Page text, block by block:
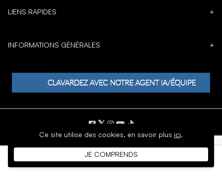
Ce site utilise des cookies, en savoir plus ici.
JE COMPRENDS
LIENS RAPIDES +
INFORMATIONS GÉNÉRALES +
𝕏
DROIT D'AUTEUR © 1996 - 2026 SoftMoc Inc.
Commerce électronique par MWF Group. Tous droits réservés.